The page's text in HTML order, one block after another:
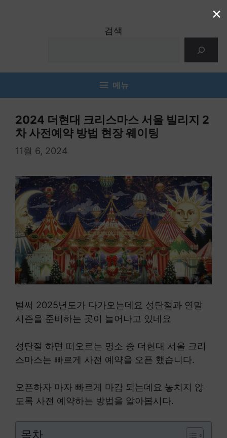
너
검색
메뉴
2024 더현대 크리스마스 서울 빌리지 2
차 사전예약 방법 현장 웨이팅
11월 6, 2024
벌써 2025년도가 다가오는데요 성탄절과 연말
시즌을 준비하는 곳이 늘어나고 있네요
성탄절 하면 떠오르는 명소 중 더현대 서울 크리
스마스는 빠르게 사전 예약을 오픈 했습니다.
오픈하자 마자 빠르게 마감 되는데요 놓치지 않
도록 사전 예약하는 방법을 알아봅시다.
목차
×